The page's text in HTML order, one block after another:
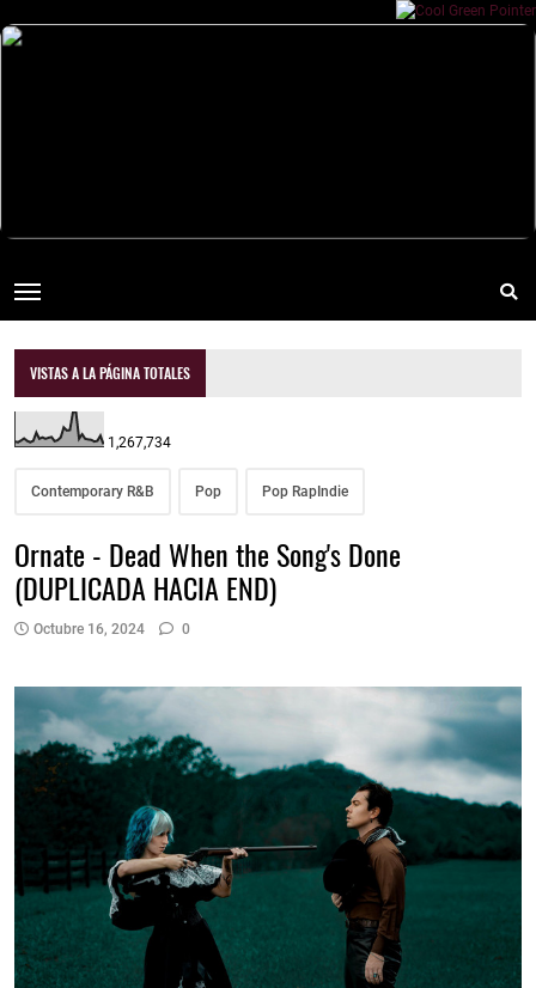
VISTAS A LA PÁGINA TOTALES
1,267,734
Contemporary R&B Pop Pop RapIndie
Ornate - Dead When the Song's Done
(DUPLICADA HACIA END)
Octubre 16, 2024 0